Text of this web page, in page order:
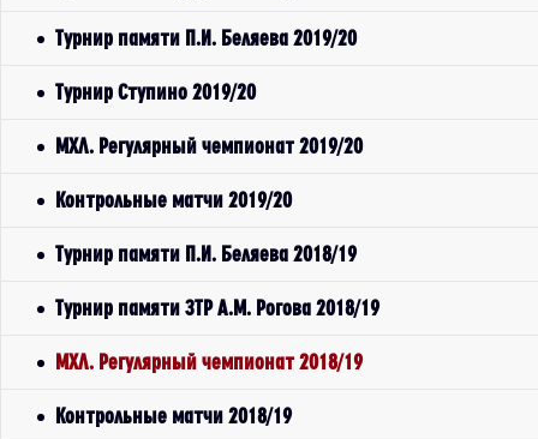
Турнир памяти П.И. Беляева 2019/20
Турнир Ступино 2019/20
МХЛ. Регулярный чемпионат 2019/20
Контрольные матчи 2019/20
Турнир памяти П.И. Беляева 2018/19
Турнир памяти ЗТР А.М. Рогова 2018/19
МХЛ. Регулярный чемпионат 2018/19
Контрольные матчи 2018/19